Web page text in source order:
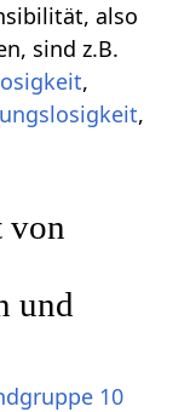
also
sind z.B.
,
,
von
und
10